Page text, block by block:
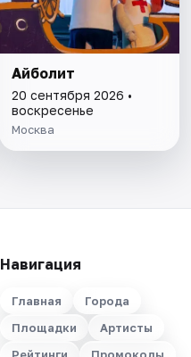
Айболит
20 сентября 2026 •
воскресенье
Москва
Навигация
Главная
Города
Площадки
Артисты